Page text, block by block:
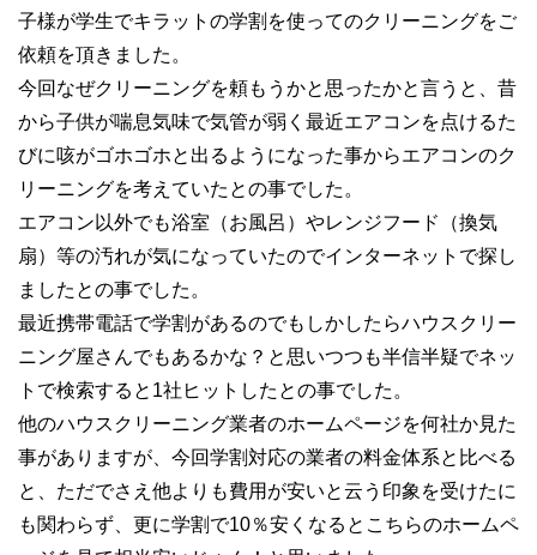
子様が学生でキラットの学割を使ってのクリーニングをご
依頼を頂きました。
今回なぜクリーニングを頼もうかと思ったかと言うと、昔
から子供が喘息気味で気管が弱く最近エアコンを点けるた
びに咳がゴホゴホと出るようになった事からエアコンのク
リーニングを考えていたとの事でした。
エアコン以外でも浴室（お風呂）やレンジフード（換気
扇）等の汚れが気になっていたのでインターネットで探し
ましたとの事でした。
最近携帯電話で学割があるのでもしかしたらハウスクリー
ニング屋さんでもあるかな？と思いつつも半信半疑でネッ
トで検索すると1社ヒットしたとの事でした。
他のハウスクリーニング業者のホームページを何社か見た
事がありますが、今回学割対応の業者の料金体系と比べる
と、ただでさえ他よりも費用が安いと云う印象を受けたに
も関わらず、更に学割で10％安くなるとこちらのホームペ